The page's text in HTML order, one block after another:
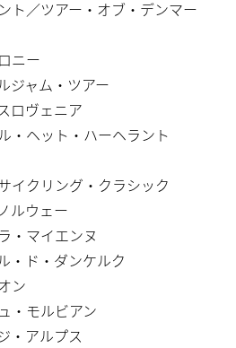
ト／ツアー・オブ・デンマー
ニー
ジャム・ツアー
ロヴェニア
・ヘット・ハーヘラント
イクリング・クラシック
ルウェー
・マイエンヌ
・ド・ダンケルク
ン
・モルビアン
・アルプス